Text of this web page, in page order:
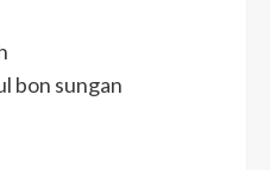
bon sungan